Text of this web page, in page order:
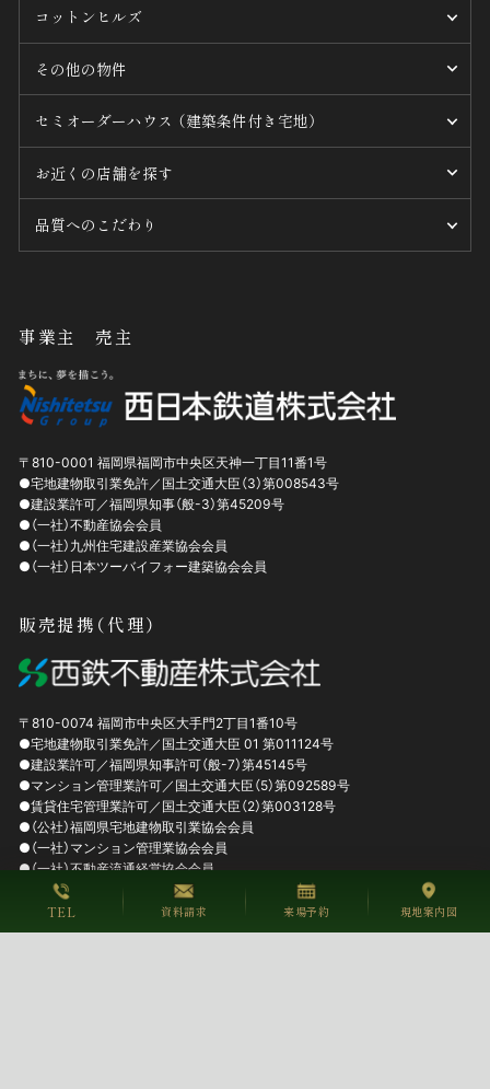
コットンヒルズ
その他の物件
セミオーダーハウス （建築条件付き宅地）
お近くの店舗を探す
品質へのこだわり
事業主 売主
〒810-0001 福岡県福岡市中央区天神一丁目11番1号
●宅地建物取引業免許／国土交通大臣（3）第008543号
●建設業許可／福岡県知事（般-3）第45209号
●（一社）不動産協会会員
●（一社）九州住宅建設産業協会会員
●（一社）日本ツーバイフォー建築協会会員
販売提携（代理）
〒810-0074 福岡市中央区大手門2丁目1番10号
●宅地建物取引業免許／国土交通大臣 01 第011124号
●建設業許可／福岡県知事許可（般-7）第45145号
●マンション管理業許可／国土交通大臣（5）第092589号
●賃貸住宅管理業許可／国土交通大臣（2）第003128号
●（公社）福岡県宅地建物取引業協会会員
●（一社）マンション管理業協会会員
●（一社）不動産流通経営協会会員
TEL 資料請求 来場予約 現地案内図